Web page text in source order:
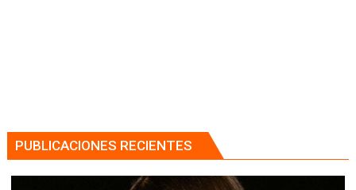
PUBLICACIONES RECIENTES